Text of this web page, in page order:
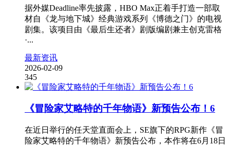
据外媒Deadline率先披露，HBO Max正着手打造一部取
材自《龙与地下城》经典游戏系列《博德之门》的电视
剧集。该项目由《最后生还者》剧版编剧兼主创克雷格
·...
最新资讯
2026-02-09
345
《冒险家艾略特的千年物语》新预告公布！6
在近日举行的任天堂直面会上，SE旗下的RPG新作《冒
险家艾略特的千年物语》新预告公布，本作将在6月18日